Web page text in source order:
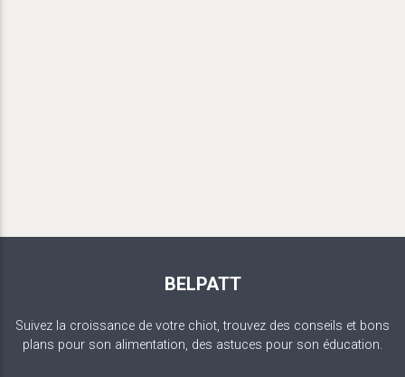
BELPATT
Suivez la croissance de votre chiot, trouvez des conseils et bons
plans pour son alimentation, des astuces pour son éducation.